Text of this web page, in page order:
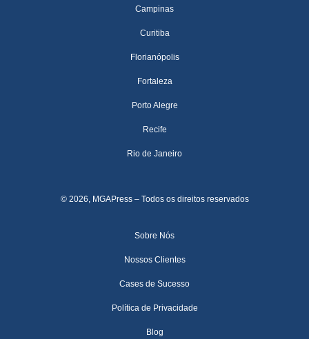
Campinas
Curitiba
Florianópolis
Fortaleza
Porto Alegre
Recife
Rio de Janeiro
© 2026, MGAPress – Todos os direitos reservados
Sobre Nós
Nossos Clientes
Cases de Sucesso
Política de Privacidade
Blog